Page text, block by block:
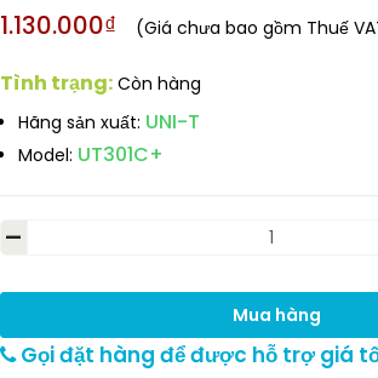
1.130.000₫ (Giá chưa bao gồm Thuế
Tình trạng: Còn hàng
Hãng sản xuất: UNI-T
Model: UT301C+
-
Mua hàng
Gọi đặt hàng để được hỗ trợ giá